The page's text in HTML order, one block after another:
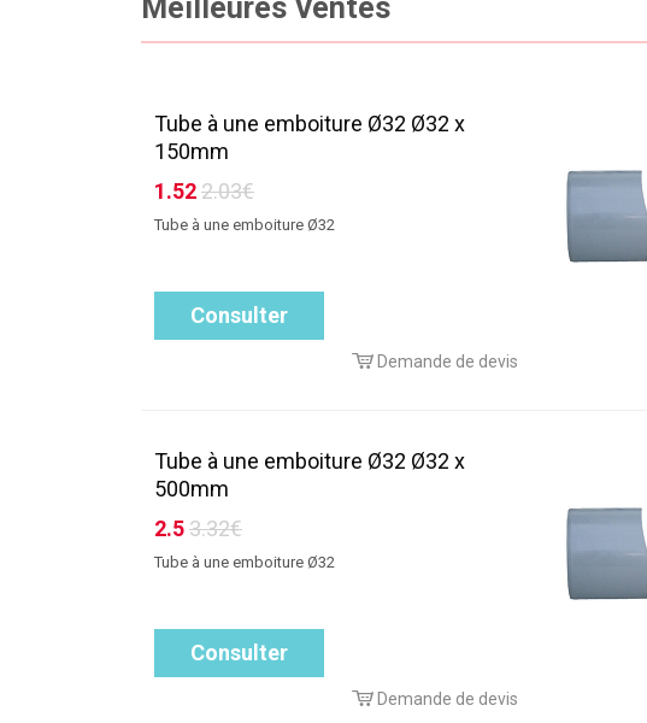
Meilleures Ventes
Tube à une emboiture Ø32 Ø32 x
150mm
1.522.03€
Tube à une emboiture Ø32
Consulter
Demande de devis
Tube à une emboiture Ø32 Ø32 x
500mm
2.53.32€
Tube à une emboiture Ø32
Consulter
Demande de devis